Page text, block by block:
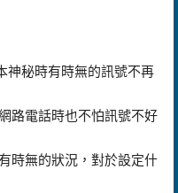
神秘時有時無的訊號不再
路電話時也不怕訊號不好
時無的狀況，對於設定什